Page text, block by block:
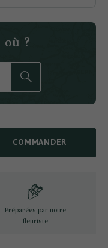
?
RECHERCHER
COMMANDER
Préparées par notre
fleuriste